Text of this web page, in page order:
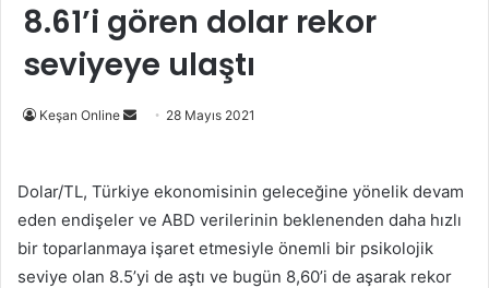
8.61’i gören dolar rekor
seviyeye ulaştı
Keşan Online
Bir
göndermek
28 Mayıs 2021
Dolar/TL, Türkiye ekonomisinin geleceğine yönelik devam
eden endişeler ve ABD verilerinin beklenenden daha hızlı
bir toparlanmaya işaret etmesiyle önemli bir psikolojik
seviye olan 8.5’yi de aştı ve bugün 8,60’i de aşarak rekor